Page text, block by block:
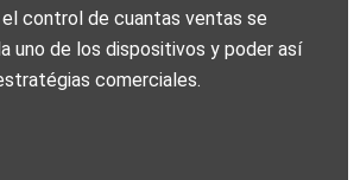
control de cuantas ventas se
uno de los dispositivos y poder así
comerciales.